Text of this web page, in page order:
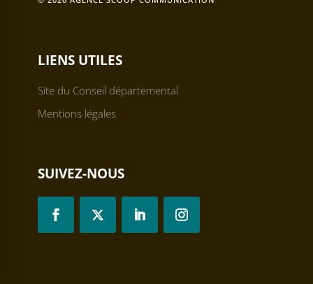
LIENS UTILES
Site du Conseil départemental
Mentions légales
SUIVEZ-NOUS